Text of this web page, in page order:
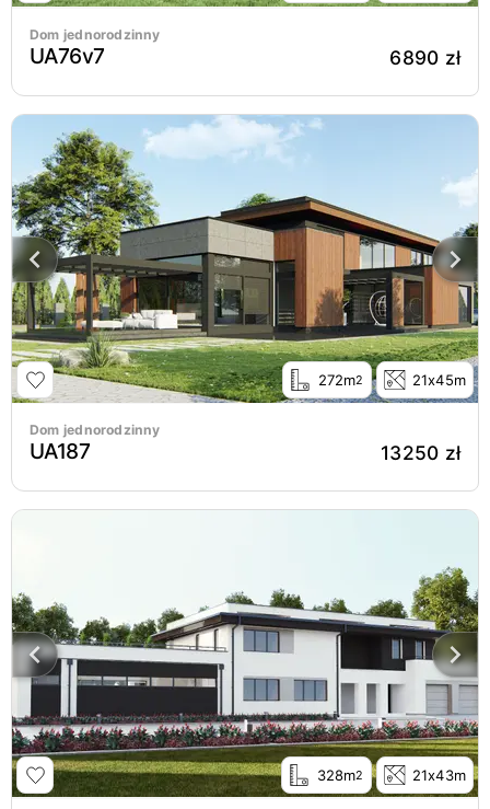
Dom jednorodzinny
UA76v7 6890 zł
272m2 21x45m
Dom jednorodzinny
UA187 13250 zł
328m2 21x43m